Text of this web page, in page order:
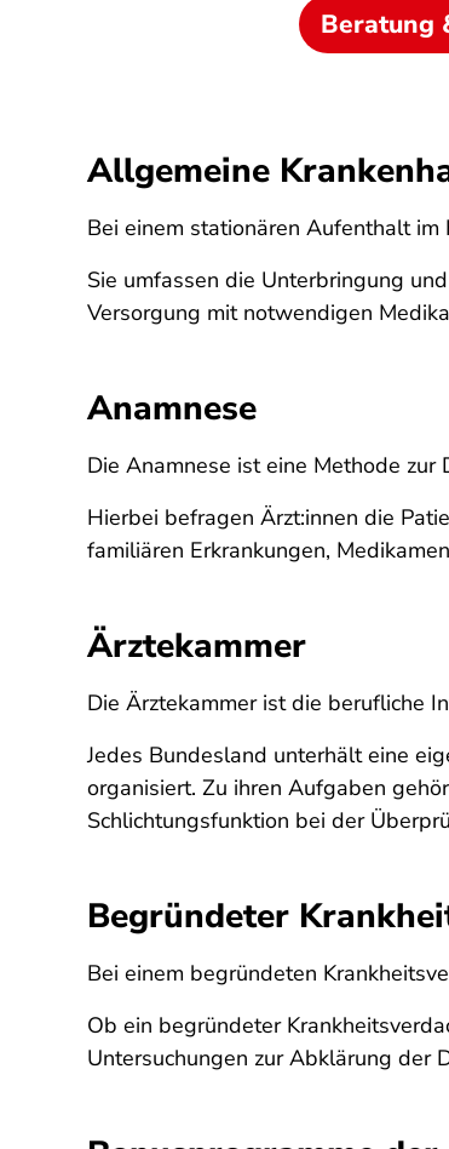
Beratung
Allgemeine
Bei einem stationären Aufenthalt
Sie umfassen die Unterbringung
Versorgung mit notwendigen
Anamnese
Die Anamnese ist eine Methode
Hierbei befragen Ärzt:innen die
familiären Erkrankungen,
Ärztekammer
Die Ärztekammer ist die berufliche
Jedes Bundesland unterhält eine
organisiert. Zu ihren Aufgaben
Schlichtungsfunktion bei der
Begründeter
Bei einem begründeten
Ob ein begründeter
Untersuchungen zur Abklärung der